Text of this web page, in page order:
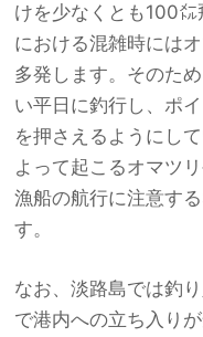
けを少なくとも100
における混雑時には
多発します。そのた
い平日に釣行し、ポ
を押さえるようにし
よって起こるオマツ
漁船の航行に注意す
す。
なお、淡路島では釣
で港内への立ち入り